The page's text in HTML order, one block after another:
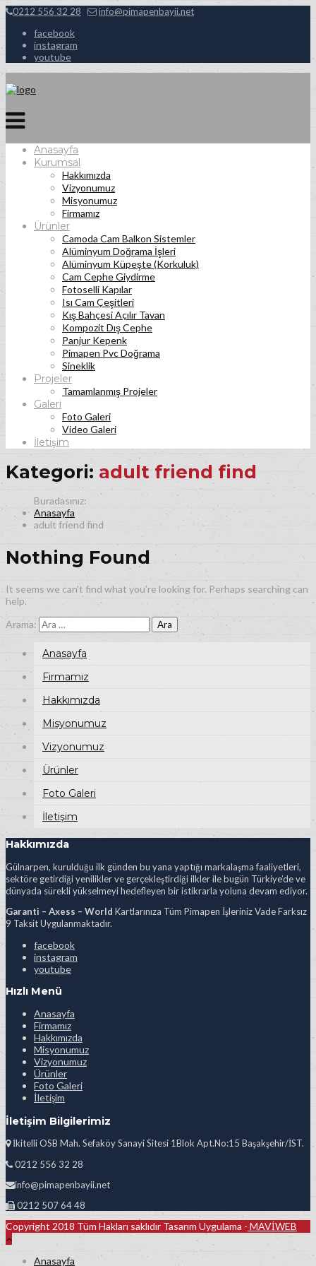
0212 556 32 28 info@pimapenbayii.net
facebook
instagram
youtube
Anasayfa
Kurumsal
Hakkımızda
Vizyonumuz
Misyonumuz
Firmamız
Ürünler
Camoda Cam Balkon Sistemler
Alüminyum Doğrama İşleri
Alüminyum Küpeşte (Korkuluk)
Cam Cephe Giydirme
Fotoselli Kapılar
Isı Cam Çeşitleri
Kış Bahçesi Açılır Tavan
Kompozit Dış Cephe
Panjur Kepenk
Pimapen Pvc Doğrama
Sineklik
Projeler
Tamamlanmış Projeler
Galeri
Foto Galeri
Video Galeri
İletişim
Kategori: adult friend find
Anasayfa
adult friend find
Nothing Found
It seems we can’t find what you’re looking for. Perhaps searching can
help.
Arama:
Anasayfa
Firmamız
Hakkımızda
Misyonumuz
Vizyonumuz
Ürünler
Foto Galeri
İletişim
Hakkımızda
Gülnarpen, kurulduğu ilk günden bu yana yaptığı markalaşma faaliyetleri,
sektöre getirdiği yenilikler ve gerçekleştirdiği ilkler ile bugün Türkiye’de ve
dünyada sürekli yükselmeyi hedefleyen bir istikrarla yoluna devam ediyor.
Garanti – Axess – World Kartlarınıza Tüm Pimapen İşleriniz Vade Farksız
9 Taksit Uygulanmaktadır.
facebook
instagram
youtube
Hızlı Menü
Anasayfa
Firmamız
Hakkımızda
Misyonumuz
Vizyonumuz
Ürünler
Foto Galeri
İletişim
İletişim Bilgilerimiz
İkitelli OSB Mah. Sefaköy Sanayi Sitesi 1Blok Apt.No:15 Başakşehir/İST.
0212 556 32 28
info@pimapenbayii.net
0212 507 64 48
Copyright 2018 Tüm Hakları saklıdır Tasarım Uygulama - MAVİWEB
Anasayfa